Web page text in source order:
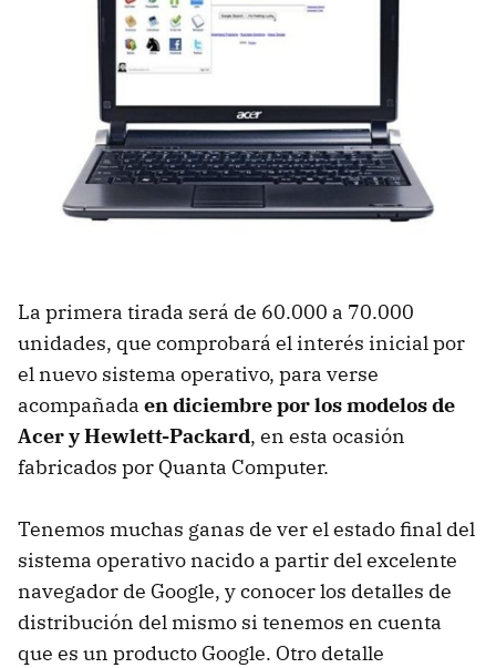
La primera tirada será de 60.000 a 70.000
unidades, que comprobará el interés inicial por
el nuevo sistema operativo, para verse
acompañada en diciembre por los modelos de
Acer y Hewlett-Packard, en esta ocasión
fabricados por Quanta Computer.
Tenemos muchas ganas de ver el estado final del
sistema operativo nacido a partir del excelente
navegador de Google, y conocer los detalles de
distribución del mismo si tenemos en cuenta
que es un producto Google. Otro detalle